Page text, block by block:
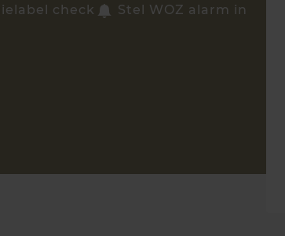
check Stel WOZ alarm in